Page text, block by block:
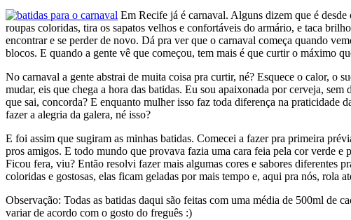
Em Recife já é carnaval. Alguns dizem que é
roupas coloridas, tira os sapatos velhos e confortáveis do armário, e taca
encontrar e se perder de novo. Dá pra ver que o carnaval começa quando
blocos. E quando a gente vê que começou, tem mais é que curtir o máximo
No carnaval a gente abstrai de muita coisa pra curtir, né? Esquece o calor, o
mudar, eis que chega a hora das batidas. Eu sou apaixonada por cerveja,
que sai, concorda? E enquanto mulher isso faz toda diferença na praticidade
fazer a alegria da galera, né isso?
E foi assim que sugiram as minhas batidas. Comecei a fazer pra primeira
pros amigos. E todo mundo que provava fazia uma cara feia pela cor verde
Ficou fera, viu? Então resolvi fazer mais algumas cores e sabores diferentes
coloridas e gostosas, elas ficam geladas por mais tempo e, aqui pra nós, rola
Observação: Todas as batidas daqui são feitas com uma média de 500ml de
variar de acordo com o gosto do freguês :)